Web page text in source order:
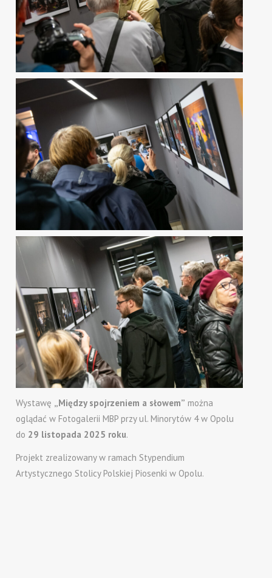
Wystawę „Między spojrzeniem a słowem” można
oglądać w Fotogalerii MBP przy ul. Minorytów 4 w Opolu
do 29 listopada 2025 roku.
Projekt zrealizowany w ramach Stypendium
Artystycznego Stolicy Polskiej Piosenki w Opolu.